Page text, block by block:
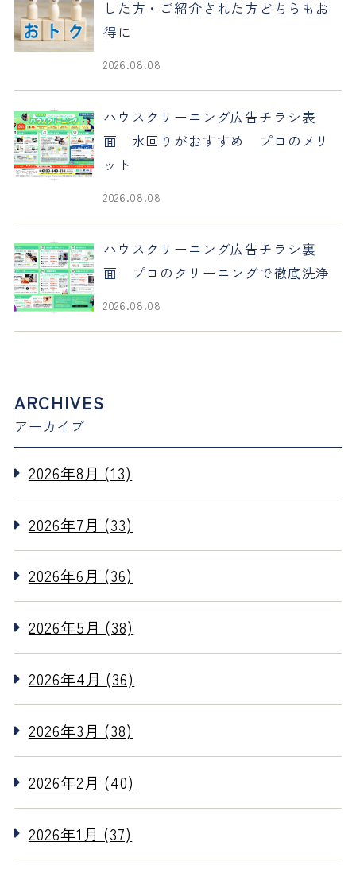
した方・ご紹介された方どちらもお
得に
2026.08.08
ハウスクリーニング広告チラシ表
面 水回りがおすすめ プロのメリ
ット
2026.08.08
ハウスクリーニング広告チラシ裏
面 プロのクリーニングで徹底洗浄
2026.08.08
ARCHIVES
アーカイブ
2026年8月 (13)
2026年7月 (33)
2026年6月 (36)
2026年5月 (38)
2026年4月 (36)
2026年3月 (38)
2026年2月 (40)
2026年1月 (37)